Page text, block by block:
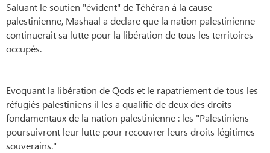
Saluant le soutien "évident" de Téhéran à la cause
palestinienne, Mashaal a declare que la nation palestinienne
continuerait sa lutte pour la libération de tous les territoires
occupés.
Evoquant la libération de Qods et le rapatriement de tous les
réfugiés palestiniens il les a qualifie de deux des droits
fondamentaux de la nation palestinienne : les "Palestiniens
poursuivront leur lutte pour recouvrer leurs droits légitimes
souverains."